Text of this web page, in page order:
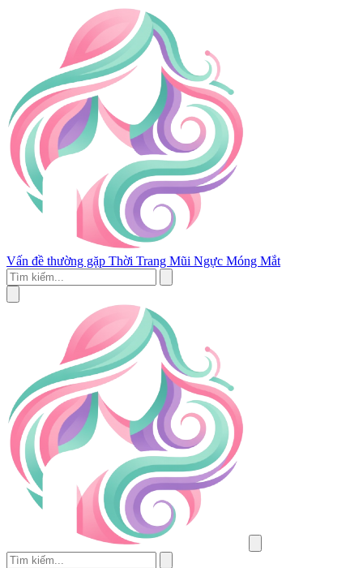
Vấn đề thường gặp Thời Trang Mũi Ngực Móng Mắt